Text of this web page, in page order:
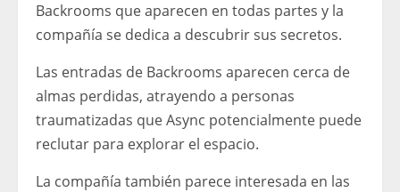
Backrooms que aparecen en todas partes y la
compañía se dedica a descubrir sus secretos.
Las entradas de Backrooms aparecen cerca de
almas perdidas, atrayendo a personas
traumatizadas que Async potencialmente puede
reclutar para explorar el espacio.
La compañía también parece interesada en las